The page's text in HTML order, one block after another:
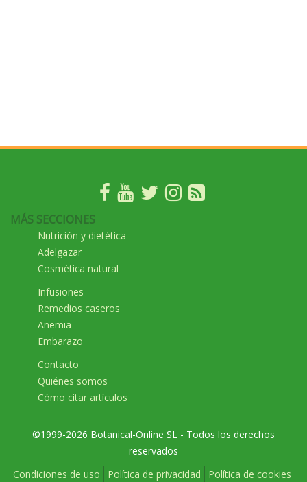
MÁS SECCIONES
Nutrición y dietética
Adelgazar
Cosmética natural
Infusiones
Remedios caseros
Anemia
Embarazo
Contacto
Quiénes somos
Cómo citar artículos
©1999-2026 Botanical-Online SL - Todos los derechos
reservados
Condiciones de uso
Política de privacidad Política de cookies